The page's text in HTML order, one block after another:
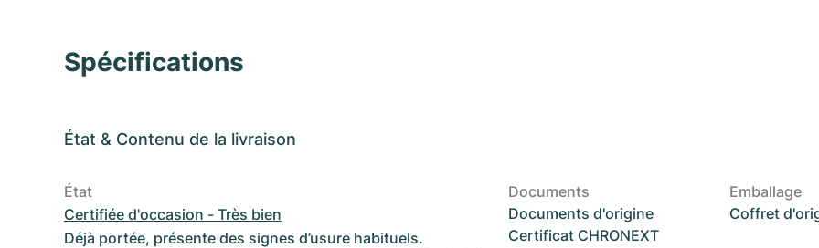
Spécifications
État & Contenu de la livraison
État
Certifiée d'occasion - Très bien
Déjà portée, présente des signes d’usure habituels.
Documents
Documents d'origine
Certificat CHRONEXT
Emballage
Coffret